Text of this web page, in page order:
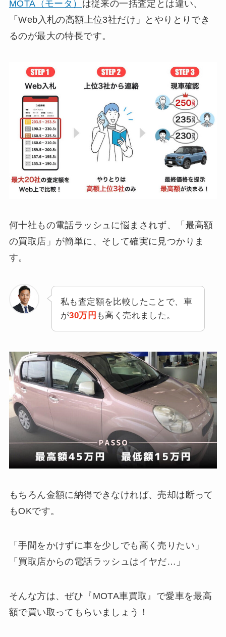
MOTA（モータ） は従来の一括査定とは違い、
「Web入札の高額上位3社だけ」とやりとりでき
るのが最大の特長です。
何十社もの電話ラッシュに悩まされず、「最高額
の買取店」が簡単に、そして確実に見つかりま
す。
私も査定額を比較したことで、車
が30万円 も高く売れました。
もちろん金額に納得できなければ、売却は断って
もOKです。
「手間をかけずに車を少しでも高く売りたい」
「買取店からの電話ラッシュはイヤだ…」
そんな方は、ぜひ『MOTA車買取』で愛車を最高
額で買い取ってもらいましょう！